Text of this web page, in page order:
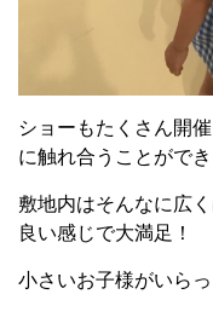
ショーもたくさん開
に触れ合うことがで
敷地内はそんなに広
良い感じで大満足！
小さいお子様がいら